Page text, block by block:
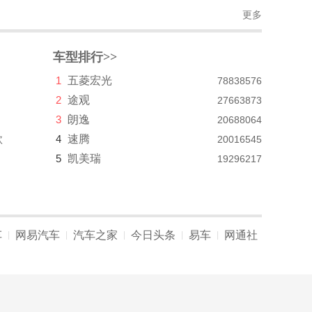
更多
车型排行>>
1 五菱宏光 78838576
2 途观 27663873
3 朗逸 20688064
4 速腾 20016545
5 凯美瑞 19296217
网易汽车 汽车之家 今日头条 易车 网通社